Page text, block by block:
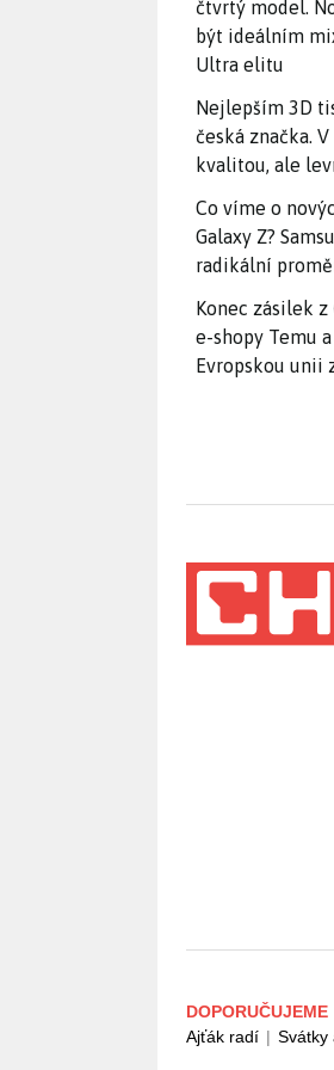
čtvrtý model.
být ideálním
Ultra elitu
Nejlepším 3D
česká značka.
kvalitou, ale
Co víme o
Galaxy Z?
radikální
Konec zásilek z
e-shopy Temu
Evropskou unii
DOPORUČUJEME
Ajťák radí | Svátky